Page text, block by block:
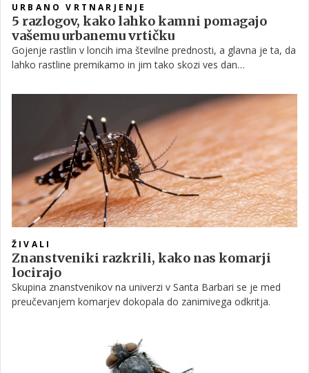
URBANO VRTNARJENJE
5 razlogov, kako lahko kamni pomagajo
vašemu urbanemu vrtičku
Gojenje rastlin v loncih ima številne prednosti, a glavna je ta, da
lahko rastline premikamo in jim tako skozi ves dan
lahko, kadar gre za trajnice, jeseni ali pozimi postavimo v
garažo ali drug zaprt prostor, kjer bodo lažje počakale na toplo
spomladansko vreme. Če ste se tudi vi odločili svoj vrt preseliti
v korita, imamo za vas še en nadvse uporaben trik, za katerega
ne potrebujete nič drugega kot nekaj srednje velikih kamnov.
ŽIVALI
Znanstveniki razkrili, kako nas komarji
locirajo
Skupina znanstvenikov na univerzi v Santa Barbari se je med
preučevanjem komarjev dokopala do zanimivega odkritja.